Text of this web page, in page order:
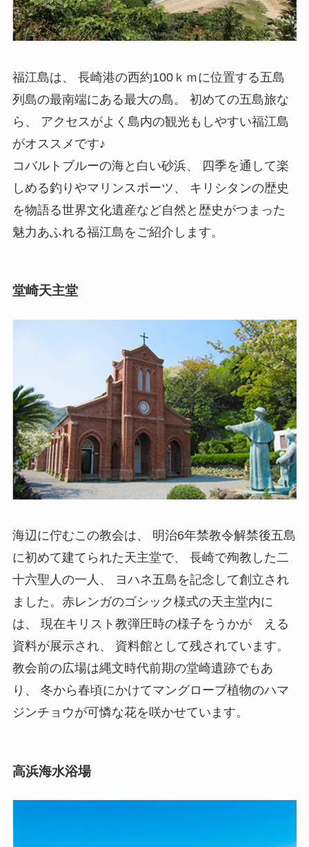
福江島は、 長崎港の西約100ｋｍに位置する五島
列島の最南端にある最大の島。 初めての五島旅な
ら、 アクセスがよく島内の観光もしやすい福江島
がオススメです♪
コバルトブルーの海と白い砂浜、 四季を通して楽
しめる釣りやマリンスポーツ、 キリシタンの歴史
を物語る世界文化遺産など自然と歴史がつまった
魅力あふれる福江島をご紹介します。
堂崎天主堂
海辺に佇むこの教会は、 明治6年禁教令解禁後五島
に初めて建てられた天主堂で、 長崎で殉教した二
十六聖人の一人、 ヨハネ五島を記念して創立され
ました。赤レンガのゴシック様式の天主堂内に
は、 現在キリスト教弾圧時の様子をうかが える
資料が展示され、 資料館として残されています。
教会前の広場は縄文時代前期の堂崎遺跡でもあ
り、 冬から春頃にかけてマングローブ植物のハマ
ジンチョウが可憐な花を咲かせています。
高浜海水浴場